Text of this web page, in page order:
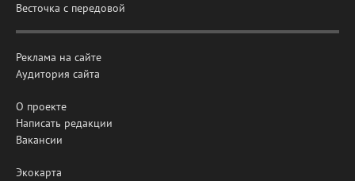
Весточка с передовой
Реклама на сайте
Аудитория сайта
О проекте
Написать редакции
Вакансии
Экокарта